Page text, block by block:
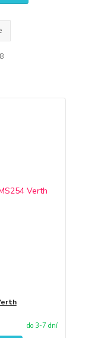
do 3-7 dní